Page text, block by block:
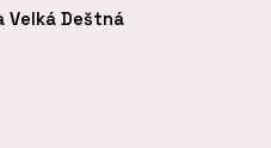
Velká Deštná